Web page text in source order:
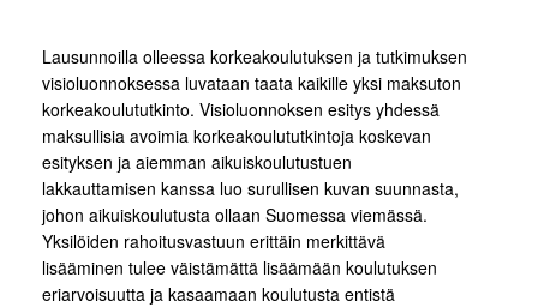
Lausunnoilla olleessa korkeakoulutuksen ja tutkimuksen
visioluonnoksessa luvataan taata kaikille yksi maksuton
korkeakoulututkinto. Visioluonnoksen esitys yhdessä
maksullisia avoimia korkeakoulututkintoja koskevan
esityksen ja aiemman aikuiskoulutustuen
lakkauttamisen kanssa luo surullisen kuvan suunnasta,
johon aikuiskoulutusta ollaan Suomessa viemässä.
Yksilöiden rahoitusvastuun erittäin merkittävä
lisääminen tulee väistämättä lisäämään koulutuksen
eriarvoisuutta ja kasaamaan koulutusta entistä